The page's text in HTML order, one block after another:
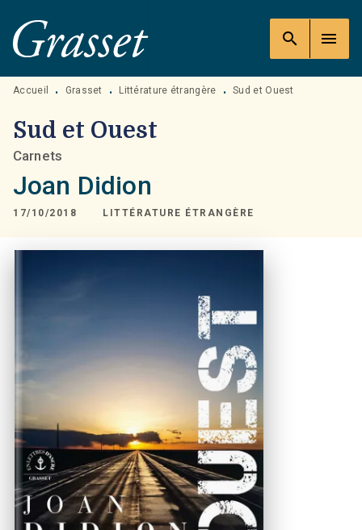
MENU RECHERCHE
PIED DE PAGE
search menu
Accueil • Grasset • Littérature étrangère • Sud et Ouest
Sud et Ouest
Carnets
Joan Didion
17/10/2018 LITTÉRATURE ÉTRANGÈRE